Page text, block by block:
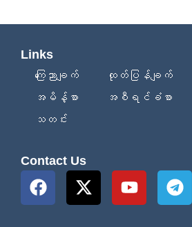
Links
ကြေညာချက်
ထုတ်ပြန်ချက်
အမိန့်စာ
အစီရင်ခံစာ
သတင်း
Contact Us